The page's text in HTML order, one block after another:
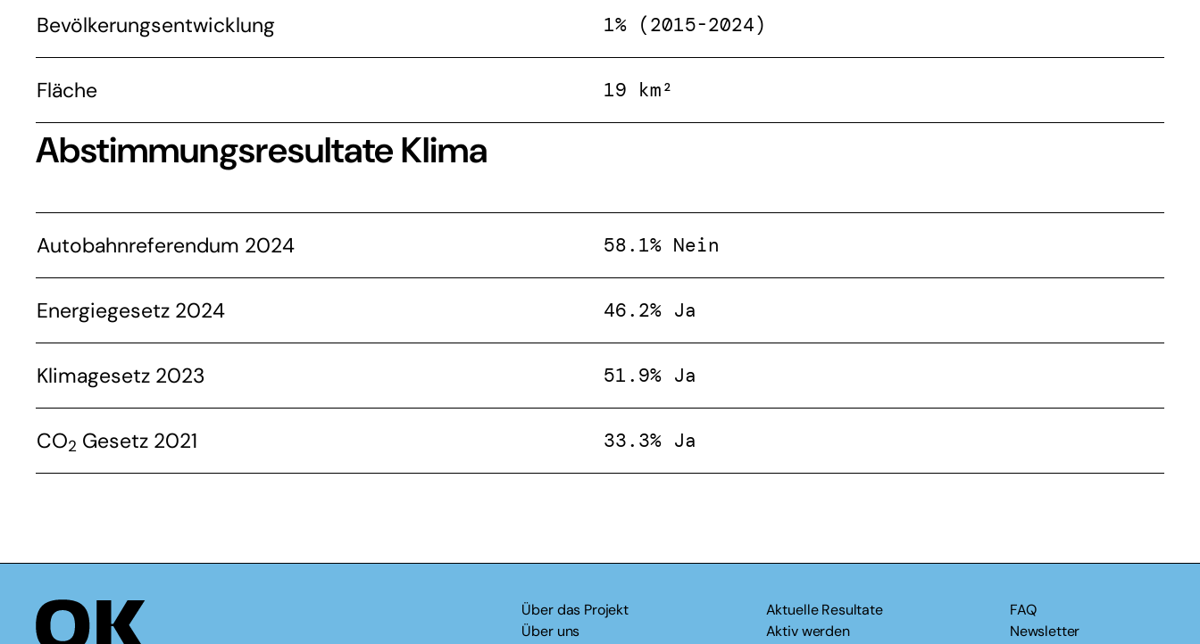
Bevölkerungsentwicklung 1% (2015-2024)
Fläche 19 km²
Abstimmungsresultate Klima
Autobahnreferendum 2024 58.1% Nein
Energiegesetz 2024 46.2% Ja
Klimagesetz 2023 51.9% Ja
CO2 Gesetz 2021 33.3% Ja
Über das Projekt
Über uns
Aktuelle Resultate
Aktiv werden
FAQ
Newsletter